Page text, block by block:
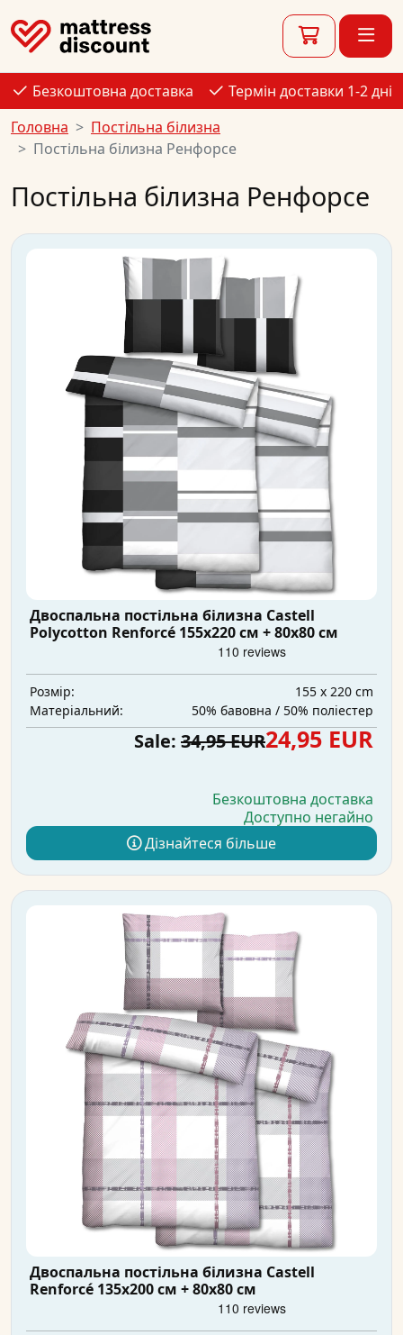
Безкоштовна доставка
Термін доставки 1-2 дні
Головна
Постільна білизна
Постільна білизна Ренфорсе
Постільна білизна Ренфорсе
Двоспальна постільна білизна Castell
Polycotton Renforcé 155x220 см + 80x80 см
Розмір:
155 x 220 cm
Матеріальний:
50% бавовна / 50% поліестер
Sale: 34,95 EUR24,95 EUR
Безкоштовна доставка
Доступно негайно
Дізнайтеся більше
Двоспальна постільна білизна Castell
Renforcé 135x200 см + 80x80 см